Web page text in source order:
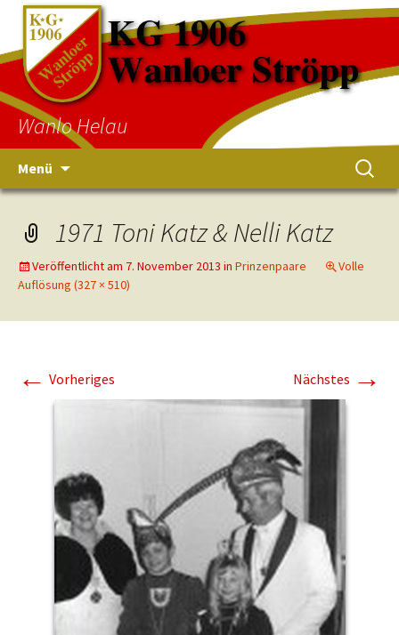
Wanlo Helau
Menü
1971 Toni Katz & Nelli Katz
Veröffentlicht am 7. November 2013 in Prinzenpaare
Volle
Auflösung (327 × 510)
← Vorheriges Nächstes →